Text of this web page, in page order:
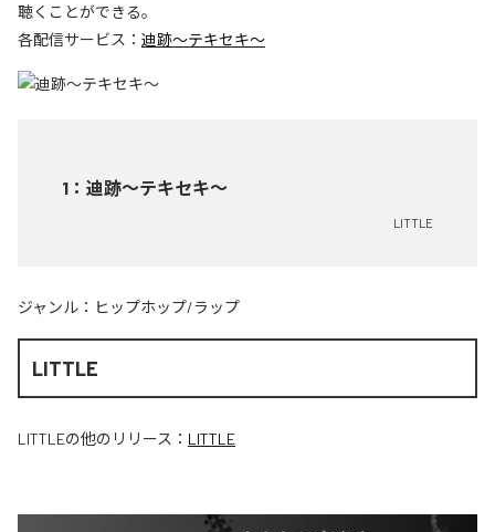
聴くことができる。
各配信サービス： 迪跡〜テキセキ〜
1 ： 迪跡〜テキセキ〜
LITTLE
ジャンル： ヒップホップ/ラップ
LITTLE
LITTLEの他のリリース： LITTLE